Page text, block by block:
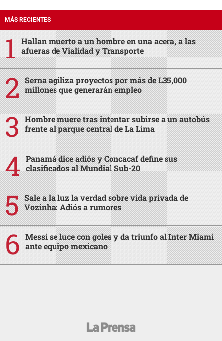
MÁS RECIENTES
Hallan muerto a un hombre en una acera, a las
afueras de Vialidad y Transporte
Serna agiliza proyectos por más de L35,000
millones que generarán empleo
Hombre muere tras intentar subirse a un autobús
frente al parque central de La Lima
Panamá dice adiós y Concacaf define sus
clasificados al Mundial Sub-20
Sale a la luz la verdad sobre vida privada de
Vozinha: Adiós a rumores
Messi se luce con goles y da triunfo al Inter Miami
ante equipo mexicano